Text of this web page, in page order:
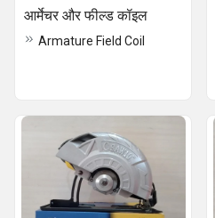
आर्मेचर और फील्ड कॉइल
Armature Field Coil